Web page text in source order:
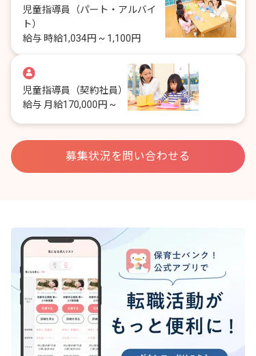
児童指導員
（パート・アルバイ
ト）
給与 時給1,034円 ~ 1,100円
児童指導員
（契約社員）
給与 月給170,000円 ~
募集状況を問い合わせる